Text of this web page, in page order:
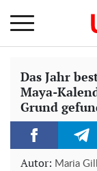
Das Jahr
Maya-
Grund
Autor: Maria